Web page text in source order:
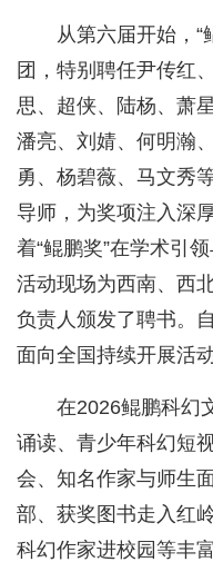
从第六届开始，“
团，特别聘任尹传红
思、超侠、陆杨、萧
潘亮、刘婧、何明瀚
勇、杨碧薇、马文秀
导师，为奖项注入深
着“鲲鹏奖”在学术引
活动现场为西南、西
负责人颁发了聘书。
面向全国持续开展活
在2026鲲鹏科幻
诵读、青少年科幻短
会、知名作家与师生
部、获奖图书走入红
科幻作家进校园等丰